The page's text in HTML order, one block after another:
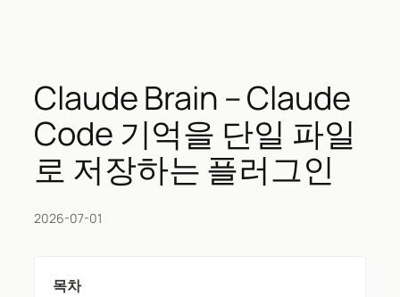
Claude Brain – Claude
Code 기억을 단일 파일
로 저장하는 플러그인
2026-07-01
목차